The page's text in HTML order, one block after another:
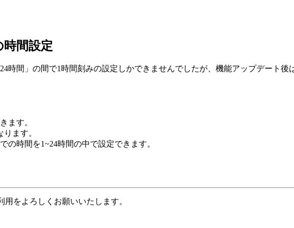
間設定
時間」の間で1時間刻みの設定しかできませんでしたが、機能アップデート後
ます。
ます。
の時間を1~24時間の中で設定できます。
をよろしくお願いいたします。